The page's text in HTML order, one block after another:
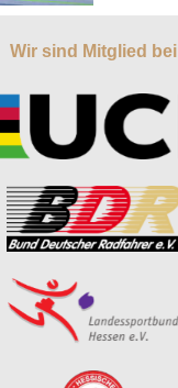
Wir sind Mitglied bei